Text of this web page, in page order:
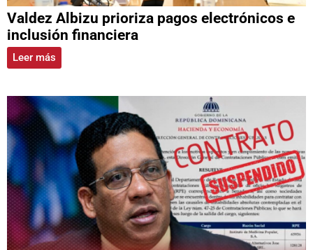
Valdez Albizu prioriza pagos electrónicos e
inclusión financiera
Leer más